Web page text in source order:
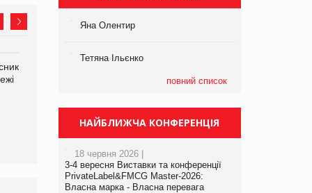
компанії «УкраМарин»
Яна Олентир
Тетяна Ільєнко
повний список
НАЙБЛИЖЧА КОНФЕРЕНЦІЯ
18 червня 2026 |
3-4 вересня Виставки та конференції
PrivateLabel&FMCG Master-2026:
Власна марка - Власна перевага